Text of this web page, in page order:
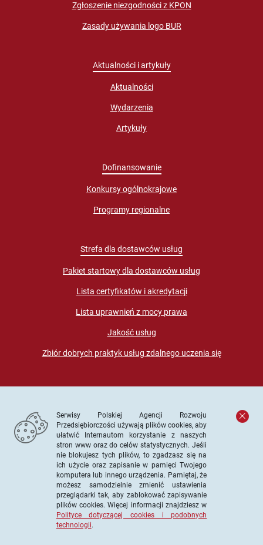
Zgłoszenie niezgodności z KPON
Zasady używania logo BUR
Aktualności i artykuły
Aktualności
Wydarzenia
Artykuły
Dofinansowanie
Konkursy ogólnokrajowe
Programy regionalne
Strefa dla dostawców usług
Pakiet startowy dla dostawców usług
Lista certyfikatów i akredytacji
Lista uprawnień z mocy prawa
Jakość usług
Zbiór dobrych praktyk usług zdalnego uczenia się
© PARP. Wszelkie prawa zastrzeżone
Projekt współfinansowany ze środków Unii Europejskiej w
ramach Europejskiego Funduszu Społecznego
Serwisy Polskiej Agencji Rozwoju
Przedsiębiorczości używają plików cookies, aby
ułatwić Internautom korzystanie z naszych
stron www oraz do celów statystycznych. Jeśli
nie blokujesz tych plików, to zgadzasz się na
ich użycie oraz zapisanie w pamięci Twojego
komputera lub innego urządzenia. Pamiętaj, że
możesz samodzielnie zmienić ustawienia
przeglądarki tak, aby zablokować zapisywanie
plików cookies. Więcej informacji znajdziesz w
Polityce dotyczącej cookies i podobnych
technologii.